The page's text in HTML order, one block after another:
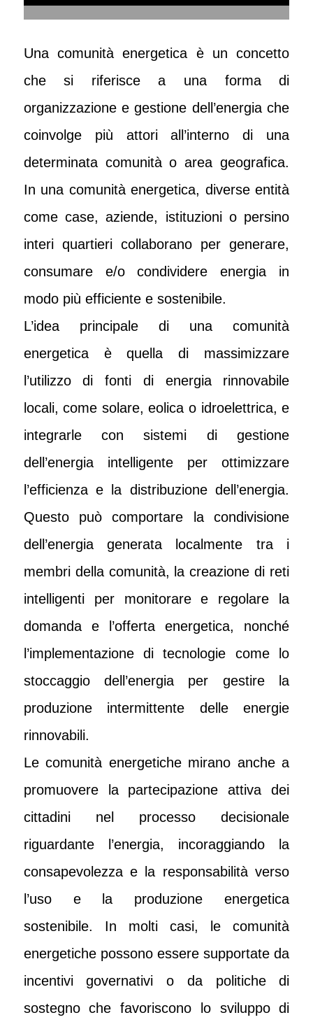
Una comunità energetica è un concetto
che si riferisce a una forma di
organizzazione e gestione dell’energia che
coinvolge più attori all’interno di una
determinata comunità o area geografica.
In una comunità energetica, diverse entità
come case, aziende, istituzioni o persino
interi quartieri collaborano per generare,
consumare e/o condividere energia in
modo più efficiente e sostenibile.
L’idea principale di una comunità
energetica è quella di massimizzare
l’utilizzo di fonti di energia rinnovabile
locali, come solare, eolica o idroelettrica, e
integrarle con sistemi di gestione
dell’energia intelligente per ottimizzare
l’efficienza e la distribuzione dell’energia.
Questo può comportare la condivisione
dell’energia generata localmente tra i
membri della comunità, la creazione di reti
intelligenti per monitorare e regolare la
domanda e l’offerta energetica, nonché
l’implementazione di tecnologie come lo
stoccaggio dell’energia per gestire la
produzione intermittente delle energie
rinnovabili.
Le comunità energetiche mirano anche a
promuovere la partecipazione attiva dei
cittadini nel processo decisionale
riguardante l’energia, incoraggiando la
consapevolezza e la responsabilità verso
l’uso e la produzione energetica
sostenibile. In molti casi, le comunità
energetiche possono essere supportate da
incentivi governativi o da politiche di
sostegno che favoriscono lo sviluppo di